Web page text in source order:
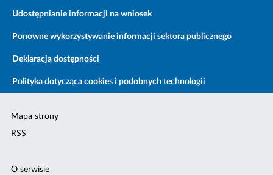
Udostępnianie informacji na wniosek
Ponowne wykorzystywanie informacji sektora publicznego
Deklaracja dostępności
Polityka dotycząca cookies i podobnych technologii
Mapa strony
RSS
O serwisie